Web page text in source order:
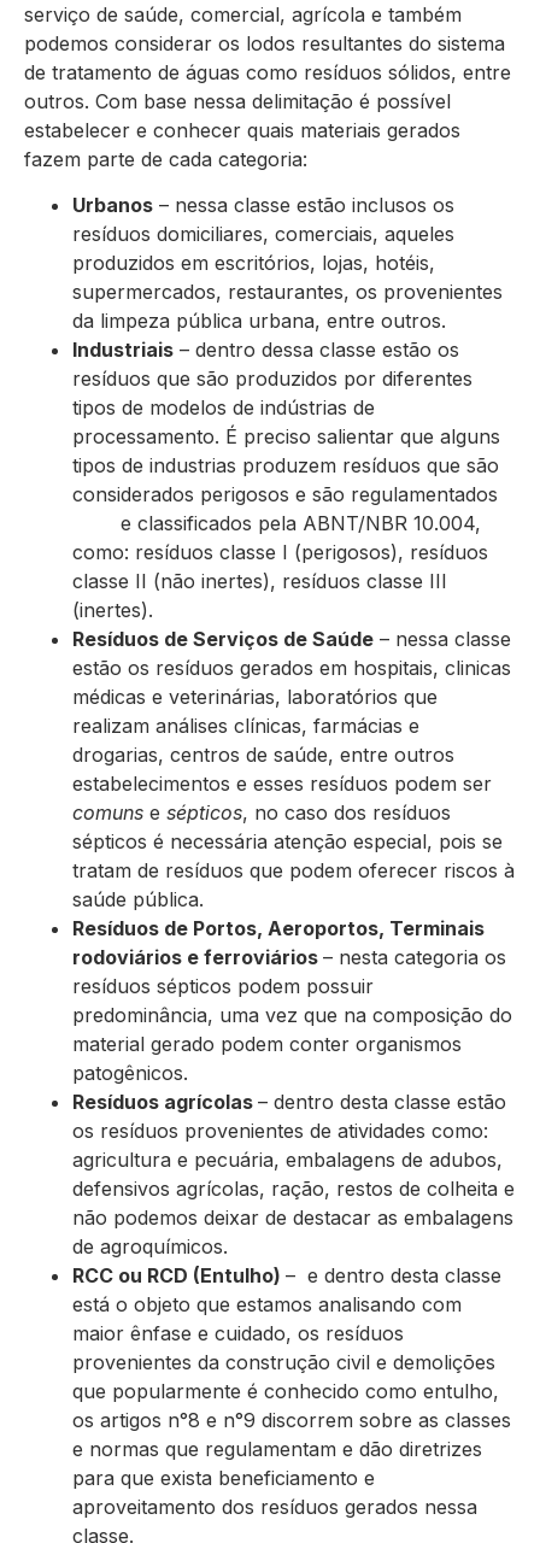
serviço de saúde, comercial, agrícola e também
podemos considerar os lodos resultantes do sistema
de tratamento de águas como resíduos sólidos, entre
outros. Com base nessa delimitação é possível
estabelecer e conhecer quais materiais gerados
fazem parte de cada categoria:
Urbanos – nessa classe estão inclusos os
resíduos domiciliares, comerciais, aqueles
produzidos em escritórios, lojas, hotéis,
supermercados, restaurantes, os provenientes
da limpeza pública urbana, entre outros.
Industriais – dentro dessa classe estão os
resíduos que são produzidos por diferentes
tipos de modelos de indústrias de
processamento. É preciso salientar que alguns
tipos de industrias produzem resíduos que são
considerados perigosos e são regulamentados
e classificados pela ABNT/NBR 10.004,
como: resíduos classe I (perigosos), resíduos
classe II (não inertes), resíduos classe III
(inertes).
Resíduos de Serviços de Saúde – nessa classe
estão os resíduos gerados em hospitais, clinicas
médicas e veterinárias, laboratórios que
realizam análises clínicas, farmácias e
drogarias, centros de saúde, entre outros
estabelecimentos e esses resíduos podem ser
comuns e sépticos, no caso dos resíduos
sépticos é necessária atenção especial, pois se
tratam de resíduos que podem oferecer riscos à
saúde pública.
Resíduos de Portos, Aeroportos, Terminais
rodoviários e ferroviários – nesta categoria os
resíduos sépticos podem possuir
predominância, uma vez que na composição do
material gerado podem conter organismos
patogênicos.
Resíduos agrícolas – dentro desta classe estão
os resíduos provenientes de atividades como:
agricultura e pecuária, embalagens de adubos,
defensivos agrícolas, ração, restos de colheita e
não podemos deixar de destacar as embalagens
de agroquímicos.
RCC ou RCD (Entulho) – e dentro desta classe
está o objeto que estamos analisando com
maior ênfase e cuidado, os resíduos
provenientes da construção civil e demolições
que popularmente é conhecido como entulho,
os artigos n°8 e n°9 discorrem sobre as classes
e normas que regulamentam e dão diretrizes
para que exista beneficiamento e
aproveitamento dos resíduos gerados nessa
classe.